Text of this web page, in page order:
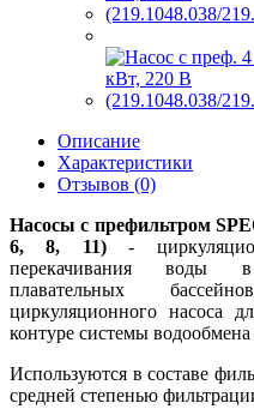
Описание
Характеристики
Отзывов (0)
Насосы с префильтром
6, 8, 11)-
перекачивания воды в
плавательных
циркуляционного насоса
контуре системы водообмена
Используются в составе
средней степенью